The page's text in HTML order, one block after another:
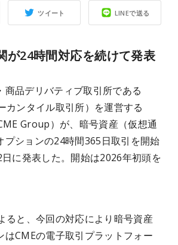
ツイート LINEで送る
が24時間対応を続けて発表
商品デリバティブ取引所である
カンタイル取引所）を運営する
Group）が、暗号資産（仮想通
プションの24時間365日取引を開始
に発表した。開始は2026年初頭を
ると、今回の対応により暗号資産
はCMEの電子取引プラットフォー